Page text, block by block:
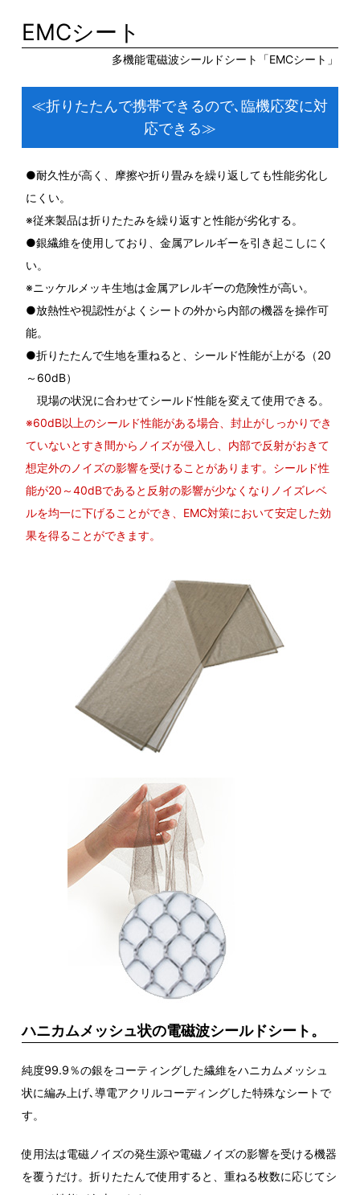
EMCシート
多機能電磁波シールドシート「EMCシート」
≪折りたたんで携帯できるので､臨機応変に対
応できる≫
●耐久性が高く、摩擦や折り畳みを繰り返しても性能劣化し
にくい。
※従来製品は折りたたみを繰り返すと性能が劣化する。
●銀繊維を使用しており、金属アレルギーを引き起こしにく
い。
※ニッケルメッキ生地は金属アレルギーの危険性が高い。
●放熱性や視認性がよくシートの外から内部の機器を操作可
能。
●折りたたんで生地を重ねると、シールド性能が上がる（20
～60dB）
現場の状況に合わせてシールド性能を変えて使用できる。
※60dB以上のシールド性能がある場合、封止がしっかりでき
ていないとすき間からノイズが侵入し、内部で反射がおきて
想定外のノイズの影響を受けることがあります。シールド性
能が20～40dBであると反射の影響が少なくなりノイズレベ
ルを均一に下げることができ、EMC対策において安定した効
果を得ることができます。
ハニカムメッシュ状の電磁波シールドシート。
純度99.9％の銀をコーティングした繊維をハニカムメッシュ
状に編み上げ､導電アクリルコーディングした特殊なシートで
す。
使用法は電磁ノイズの発生源や電磁ノイズの影響を受ける機器
を覆うだけ。折りたたんで使用すると、重ねる枚数に応じてシ